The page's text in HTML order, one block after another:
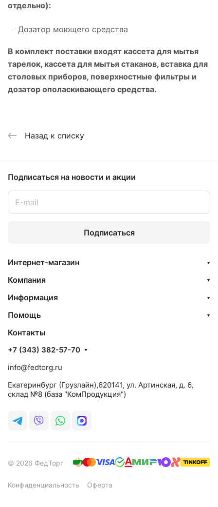
отдельно):
Дозатор моющего средства
В комплект поставки входят кассета для мытья
тарелок, кассета для мытья стаканов, вставка для
столовых приборов, поверхностные фильтры и
дозатор ополаскивающего средства.
Назад к списку
Подписаться на новости и акции
Подписаться
Интернет-магазин
Компания
Информация
Помощь
Контакты
+7 (343) 382-57-70
info@fedtorg.ru
Екатеринбург (Грузлайн),620141, ул. Артинская, д. 6,
склад №8 (база "КомПродукция")
© 2026 ФедТорг
Конфиденциальность Оферта